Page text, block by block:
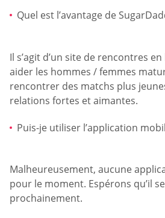
Quel est l’avantage de
Il s’agit d’un site de rencontres
aider les hommes / femmes
rencontrer des matchs plus
relations fortes et aimantes.
Puis-je utiliser l’application
Malheureusement, aucune
pour le moment. Espérons qu’il
prochainement.